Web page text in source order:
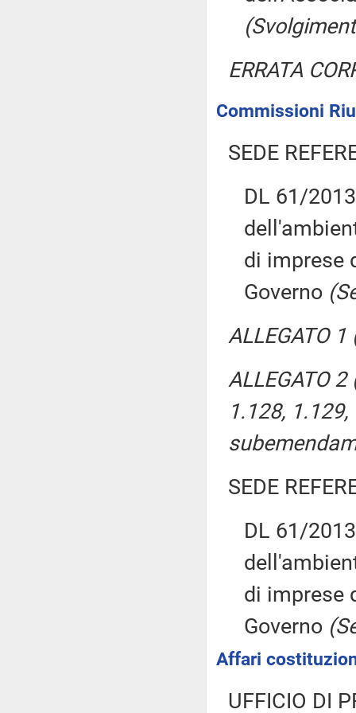
ERRATA
Commissioni
SEDE
DL 61/
di imprese
Governo
ALLEGATO
ALLEGATO
1.128,
SEDE
DL 61/
di imprese
Governo
Affari
UFFICIO DI